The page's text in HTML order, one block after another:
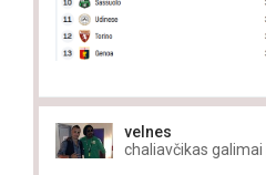
velnes
chaliavčikas galimai